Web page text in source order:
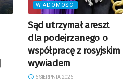
WIADOMOŚCI
Sąd utrzymał areszt
dla podejrzanego o
współpracę z rosyjskim
wywiadem
6 SIERPNIA 2026